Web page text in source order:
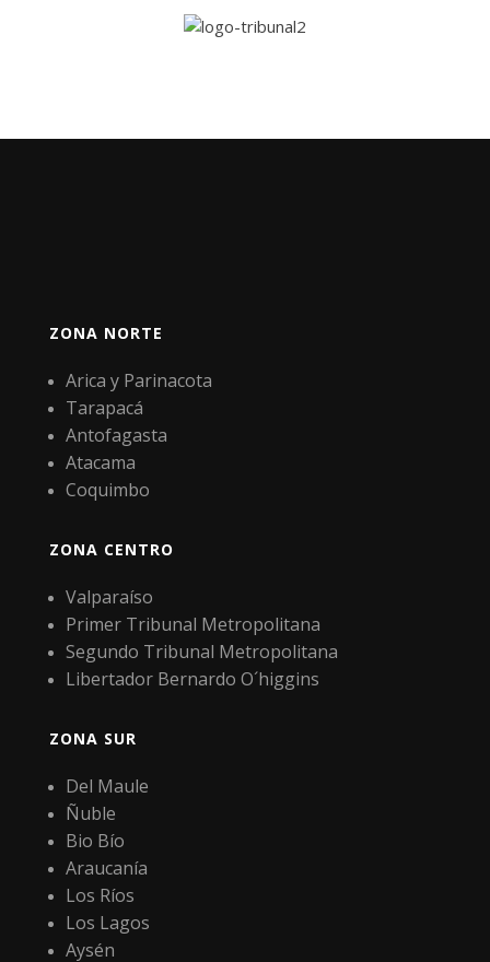
ZONA NORTE
Arica y Parinacota
Tarapacá
Antofagasta
Atacama
Coquimbo
ZONA CENTRO
Valparaíso
Primer Tribunal Metropolitana
Segundo Tribunal Metropolitana
Libertador Bernardo O´higgins
ZONA SUR
Del Maule
Ñuble
Bio Bío
Araucanía
Los Ríos
Los Lagos
Aysén